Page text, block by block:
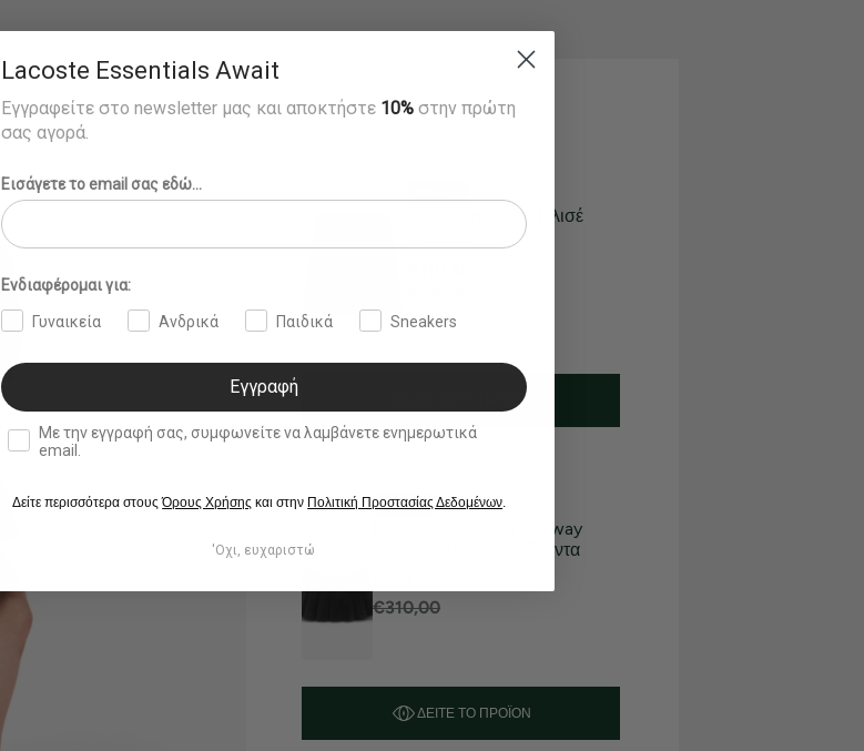
Γυναικεία Κοντή Πλισέ
ΔΕΊΤΕ ΤΟ ΠΡΟΪΌΝ
35% OFF
Γυναικεία Medium Runway
Lenglen Δερμάτινη Τσάντα
€310,00
ΔΕΊΤΕ ΤΟ ΠΡΟΪΌΝ
Lacoste Essentials Await
Εγγραφείτε στο newsletter μας και αποκτήστε 10% στην πρώτη
σας αγορά.
Εισάγετε το email σας εδώ...
Ενδιαφέρομαι για:
Γυναικεία Ανδρικά Παιδικά Sneakers
Εγγραφή
double opt in
Με την εγγραφή σας, συμφωνείτε να λαμβάνετε ενημερωτικά
email.
Δείτε περισσότερα στουςΌρους Χρήσης και στην Πολιτική Προστασίας Δεδομένων
'Οχι, ευχαριστώ